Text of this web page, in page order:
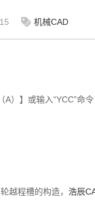
机械CAD
】或输入“YCC”命令
越程槽的构造， 浩辰